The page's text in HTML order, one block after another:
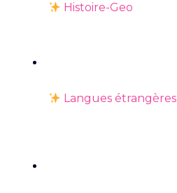
Histoire-Geo
Langues étrangères